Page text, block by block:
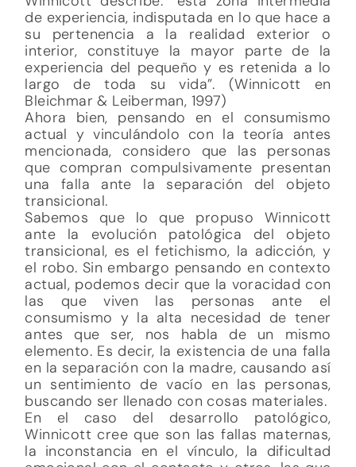
de experiencia, indisputada en lo que hace a
su pertenencia a la realidad exterior o
interior, constituye la mayor parte de la
experiencia del pequeño y es retenida a lo
largo de toda su vida”. (Winnicott en
Bleichmar & Leiberman, 1997)
Ahora bien, pensando en el consumismo
actual y vinculándolo con la teoría antes
mencionada, considero que las personas
que compran compulsivamente presentan
una falla ante la separación del objeto
transicional.
Sabemos que lo que propuso Winnicott
ante la evolución patológica del objeto
transicional, es el fetichismo, la adicción, y
el robo. Sin embargo pensando en contexto
actual, podemos decir que la voracidad con
las que viven las personas ante el
consumismo y la alta necesidad de tener
antes que ser, nos habla de un mismo
elemento. Es decir, la existencia de una falla
en la separación con la madre, causando así
un sentimiento de vacío en las personas,
buscando ser llenado con cosas materiales.
En el caso del desarrollo patológico,
Winnicott cree que son las fallas maternas,
la inconstancia en el vínculo, la dificultad